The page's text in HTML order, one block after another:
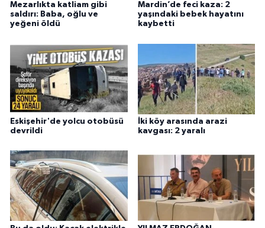
Mezarlıkta katliam gibi
saldırı: Baba, oğlu ve
yeğeni öldü
Mardin’de feci kaza: 2
yaşındaki bebek hayatını
kaybetti
Eskişehir'de yolcu otobüsü
devrildi
İki köy arasında arazi
kavgası: 2 yaralı